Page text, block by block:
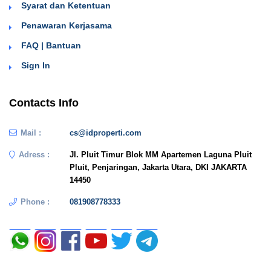
Syarat dan Ketentuan
Penawaran Kerjasama
FAQ | Bantuan
Sign In
Contacts Info
Mail : cs@idproperti.com
Adress :
Jl. Pluit Timur Blok MM Apartemen Laguna Pluit
Pluit, Penjaringan, Jakarta Utara, DKI JAKARTA
14450
Phone : 081908778333